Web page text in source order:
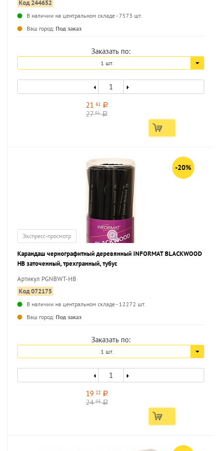
Код 244652
В наличии на центральном складе - 7573 шт.
Ваш город: Под заказ
Заказать по:
1 шт.
21 61 a
2701 a
-20%
Экспресс-просмотр
Карандаш чернографитный деревянный INFORMAT BLACKWOOD
НВ заточенный, трехгранный, тубус
Артикул PGNBWT-HB
Код 072175
В наличии на центральном складе - 12272 шт.
Ваш город: Под заказ
Заказать по:
1 шт.
19 22 a
2403 a